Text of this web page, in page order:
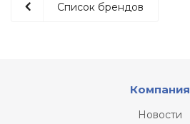
Список брендов
Компания
Новости